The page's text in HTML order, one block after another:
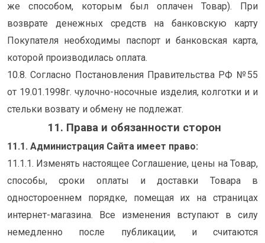
же способом, которым был оплачен Товар). При
возврате денежных средств на банковскую карту
Покупателя необходимы паспорт и банковская карта,
которой производилась оплата.
10.8. Согласно Постановления Правительства РФ №55
от 19.01.1998г. чулочно-носочные изделия, колготки и и
стельки возвату и обмену не подлежат.
11. Права и обязанности сторон
11.1. Администрация Сайта имеет право:
11.1.1. Изменять настоящее Соглашение, цены на Товар,
способы, сроки оплаты и доставки Товара в
одностороеннем порядке, помещая их на страницах
интернет-магазина. Все изменения вступают в силу
немедленно после публикации, и считаются